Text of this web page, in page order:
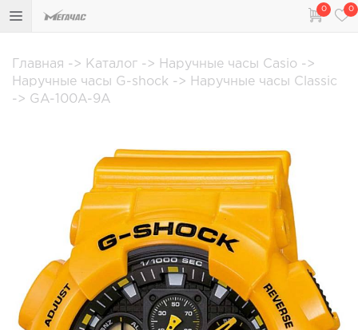
0 0
Главная -> Каталог -> Наручные часы Casio ->
Наручные часы G-shock -> Наручные часы Classic
-> GA-100A-9A